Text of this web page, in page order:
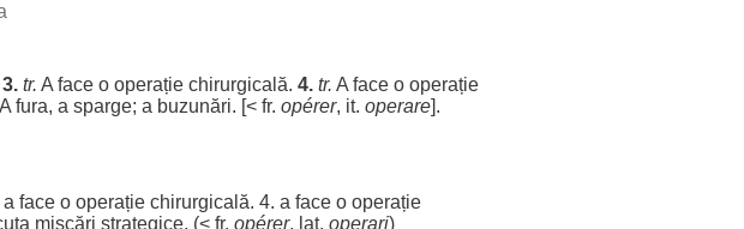
3. tr. A face o operație chirurgicală. 4. tr. A face o operație
fura, a sparge; a buzunări. [< fr. opérer, it. operare].
a face o operație chirurgicală. 4. a face o operație
mișcări strategice. (< fr. opérer, lat. operari)